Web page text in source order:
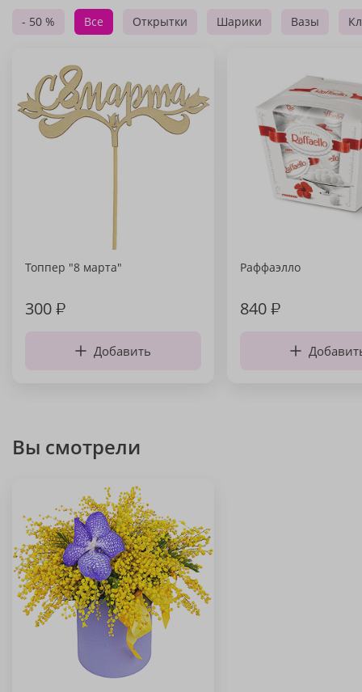
- 50 % Все Открытки Шарики Вазы
Топпер "8 марта"
300₽
Добавить
Раффаэлло
840₽
Вы смотрели